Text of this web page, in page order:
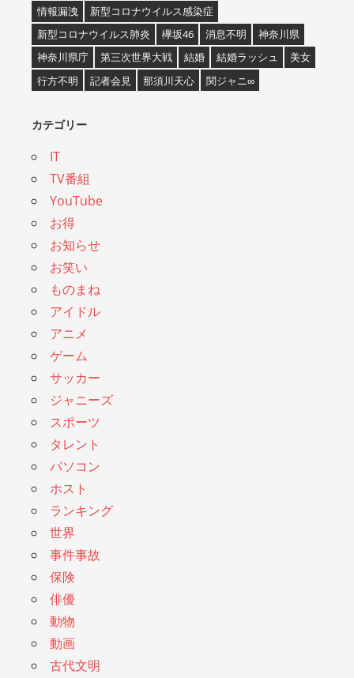
情報漏洩
新型コロナウイルス感染症
新型コロナウイルス肺炎
欅坂46 消息不明
神奈川県
神奈川県庁
第三次世界大戦 結婚 結婚ラッシュ
美女
行方不明
記者会見 那須川天心 関ジャニ∞
カテゴリー
IT
TV番組
YouTube
お得
お知らせ
お笑い
ものまね
アイドル
アニメ
ゲーム
サッカー
ジャニーズ
スポーツ
タレント
パソコン
ホスト
ランキング
世界
事件事故
保険
俳優
動物
動画
古代文明